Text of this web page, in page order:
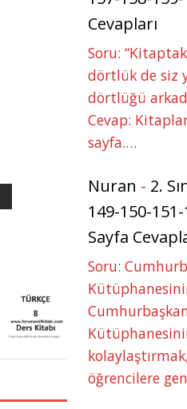
Cevapları
Soru:
dörtlük de siz
dörtlüğü
Cevap:
sayfa.…
Nuran - 2.
149-150-
Sayfa
Soru:
öğrencilere